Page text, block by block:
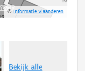
©Informatie Vlaanderen
Bekijk alle